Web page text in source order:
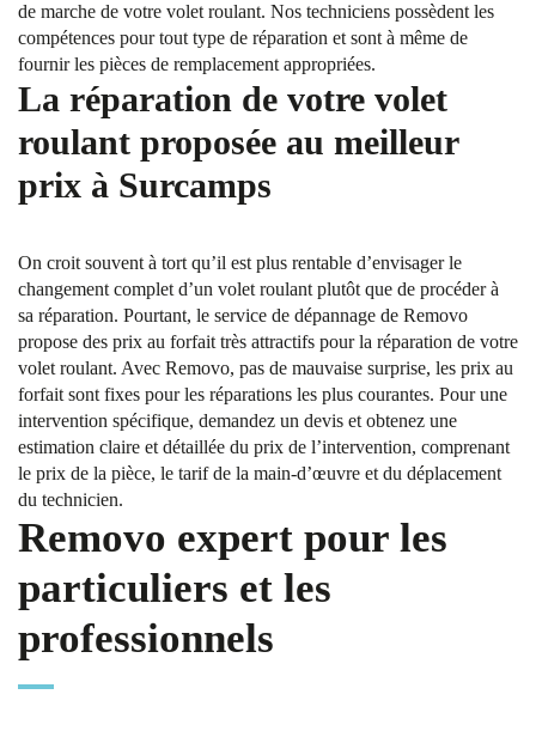
de marche de votre volet roulant. Nos techniciens possèdent les
compétences pour tout type de réparation et sont à même de
fournir les pièces de remplacement appropriées.
La réparation de votre volet
roulant proposée au meilleur
prix à Surcamps
On croit souvent à tort qu’il est plus rentable d’envisager le
changement complet d’un volet roulant plutôt que de procéder à
sa réparation. Pourtant, le service de dépannage de Removo
propose des prix au forfait très attractifs pour la réparation de votre
volet roulant. Avec Removo, pas de mauvaise surprise, les prix au
forfait sont fixes pour les réparations les plus courantes. Pour une
intervention spécifique, demandez un devis et obtenez une
estimation claire et détaillée du prix de l’intervention, comprenant
le prix de la pièce, le tarif de la main-d’œuvre et du déplacement
du technicien.
Removo expert pour les
particuliers et les
professionnels